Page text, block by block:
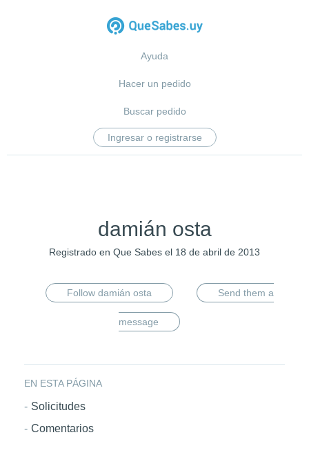
Ayuda
Hacer un pedido
Buscar pedido
Ingresar o registrarse
damián osta
Registrado en Que Sabes el 18 de abril de 2013
Follow damián osta Send them a
message
EN ESTA PÁGINA
Solicitudes
Comentarios